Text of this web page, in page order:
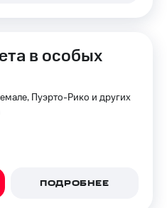
в особых
Пуэрто-Рико и других
ПОДРОБНЕЕ